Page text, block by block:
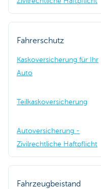
Fahrerschutz
Kaskoversicherung für Ihr
Auto
Teilkaskoversicherung
Autoversicherung -
Zivilrechtliche Haftpflicht
Fahrzeugbeistand